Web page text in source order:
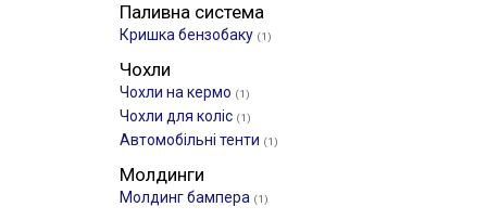
Паливна система
Кришка бензобаку (1)
Чохли
Чохли на кермо (1)
Чохли для коліс (1)
Автомобільні тенти (1)
Молдинги
Молдинг бампера (1)